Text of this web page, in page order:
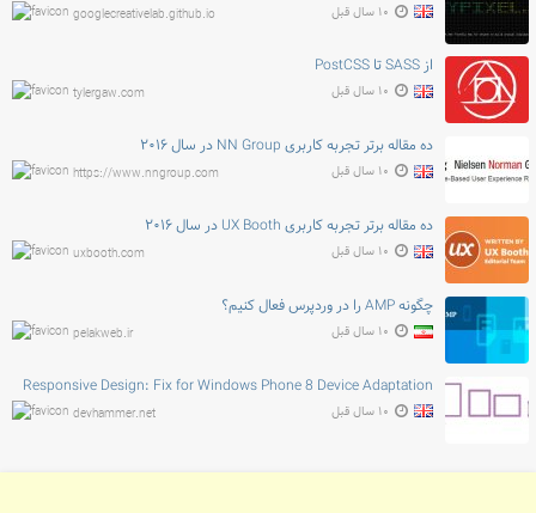
googlecreativelab.github.io ۱۰ سال قبل
از SASS تا PostCSS
tylergaw.com ۱۰ سال قبل
ده مقاله برتر تجربه کاربری NN Group در سال ۲۰۱۶
https://www.nngroup.com ۱۰ سال قبل
ده مقاله برتر تجربه کاربری UX Booth در سال ۲۰۱۶
uxbooth.com ۱۰ سال قبل
چگونه AMP را در وردپرس فعال کنیم؟
pelakweb.ir ۱۰ سال قبل
Responsive Design: Fix for Windows Phone 8 Device Adaptation
devhammer.net ۱۰ سال قبل